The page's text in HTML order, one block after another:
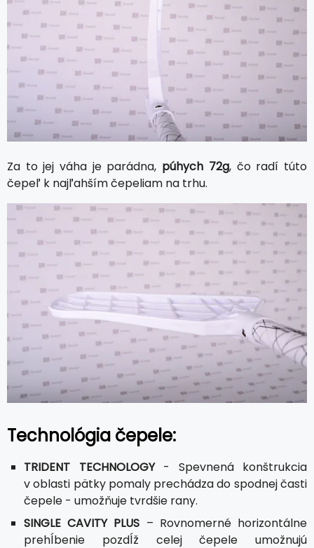
Za to jej váha je parádna, púhych 72g, čo radí túto
čepeľ k najľahším čepeliam na trhu.
Technológia čepele:
TRIDENT TECHNOLOGY- Spevnená konštrukcia
v oblasti pätky pomaly prechádza do spodnej časti
čepele - umožňuje tvrdšie rany.
SINGLE CAVITY PLUS – Rovnomerné horizontálne
prehĺbenie pozdĺž celej čepele umožnujú